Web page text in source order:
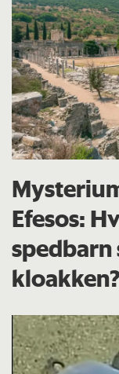
Efesos:
spedbarn
kloakken?